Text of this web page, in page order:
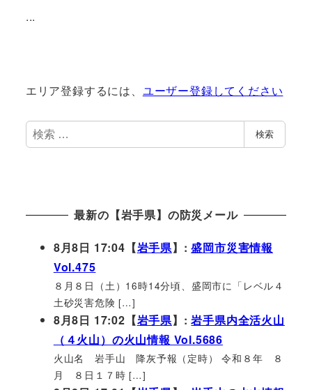
...
エリア登録するには、 ユーザー登録してください
検
索
検索
最新の【岩手県】の防災メール
8月8日 17:04【岩手県】:盛岡市災害情報
Vol.475
８月８日（土）16時14分頃、盛岡市に「レベル４
土砂災害危険 […]
8月8日 17:02【岩手県】:岩手県内全活火山
（４火山）の火山情報 Vol.5686
火山名 岩手山 降灰予報（定時） 令和８年 ８
月 ８日１７時 […]